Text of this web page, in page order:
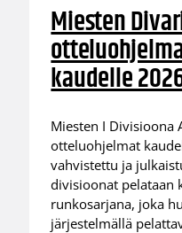
Miesten
kaudelle
Miesten I Divisioona
otteluohjelmat
vahvistettu ja
divisioonat pelataan
runkosarjana, joka
järjestelmällä